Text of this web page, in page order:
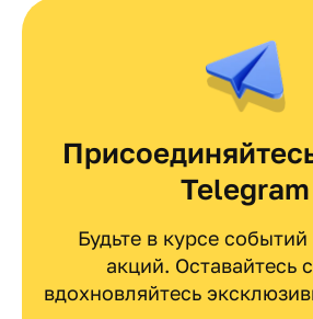
Telegram
Будьте в курсе
акций. Оставайтесь
вдохновляйтесь